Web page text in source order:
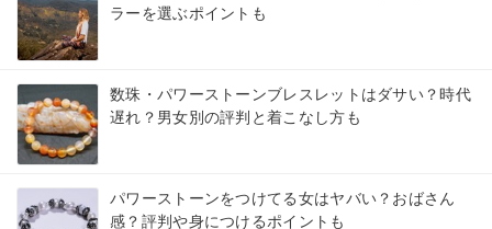
ラーを選ぶポイントも
数珠・パワーストーンブレスレットはダサい？時代
遅れ？男女別の評判と着こなし方も
パワーストーンをつけてる女はヤバい？おばさん
感？評判や身につけるポイントも